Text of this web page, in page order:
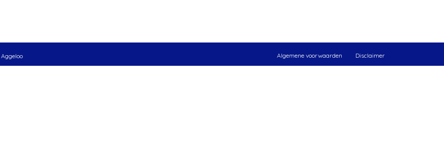
Aggeloo Algemene voorwaarden Disclaimer